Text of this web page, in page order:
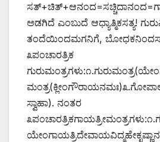
ಅಡಗಿದೆ ಎಂಬುದೆ ಆಧ್ಯಾತ್ಮಿಕಸತ್ಯ!
ತಂದೆಯಿಂದಮಗನಿಗೆ,
೩ಪಂಚಾರತ್ರಿಕ
ಸ್ವಾಹಾ). ನಂತರ